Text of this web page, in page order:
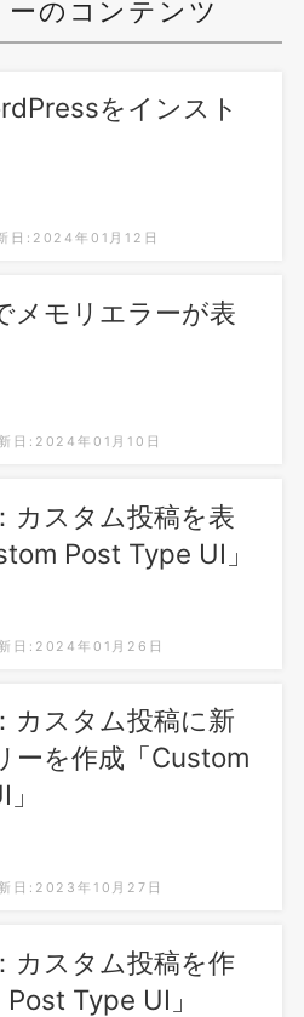
のコンテンツ
をインスト
日:2024年01月12日
メモリエラーが表
日:2024年01月10日
カスタム投稿を表
Post Type UI」
日:2024年01月26日
カスタム投稿に新
ーを作成「Custom
日:2023年10月27日
カスタム投稿を作
Type UI」